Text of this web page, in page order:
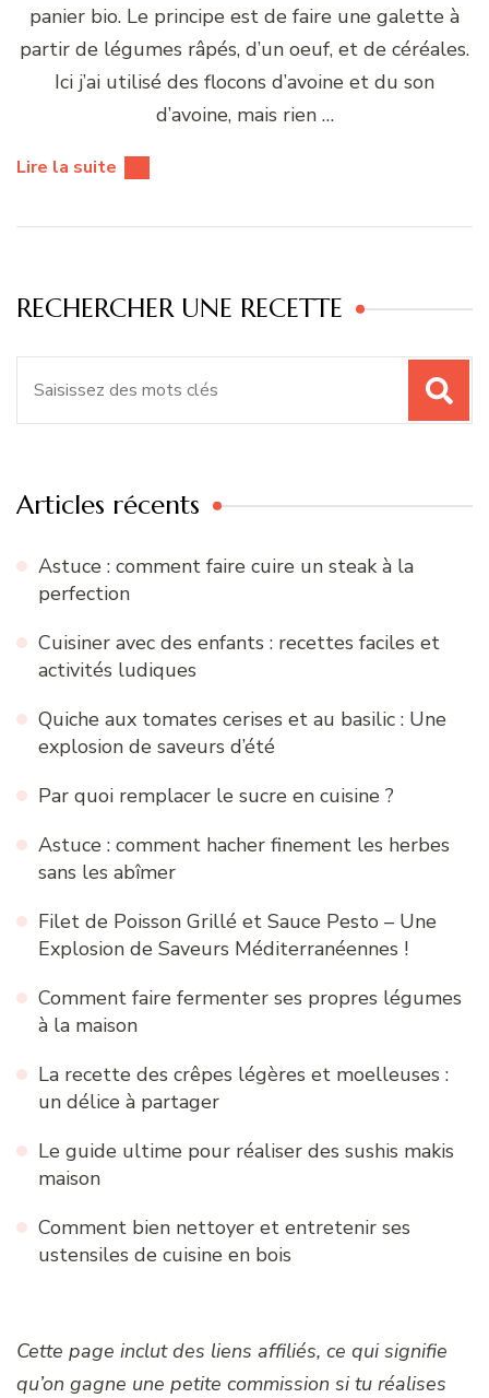
panier bio. Le principe est de faire une galette à
partir de légumes râpés, d’un oeuf, et de céréales.
Ici j’ai utilisé des flocons d’avoine et du son
d’avoine, mais rien …
Lire la suite
RECHERCHER UNE RECETTE
Articles récents
Astuce : comment faire cuire un steak à la
perfection
Cuisiner avec des enfants : recettes faciles et
activités ludiques
Quiche aux tomates cerises et au basilic : Une
explosion de saveurs d’été
Par quoi remplacer le sucre en cuisine ?
Astuce : comment hacher finement les herbes
sans les abîmer
Filet de Poisson Grillé et Sauce Pesto – Une
Explosion de Saveurs Méditerranéennes !
Comment faire fermenter ses propres légumes
à la maison
La recette des crêpes légères et moelleuses :
un délice à partager
Le guide ultime pour réaliser des sushis makis
maison
Comment bien nettoyer et entretenir ses
ustensiles de cuisine en bois
Cette page inclut des liens affiliés, ce qui signifie
qu’on gagne une petite commission si tu réalises